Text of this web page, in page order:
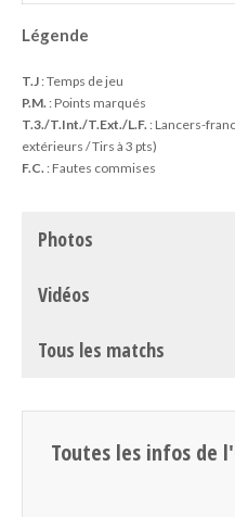
Légende
T.J : Temps de jeu
P.M. : Points marqués
T.3./T.Int./T.Ext./L.F. : Lancers-
extérieurs / Tirs à 3 pts)
F.C. : Fautes commises
Photos
Vidéos
Tous les matchs
Toutes les infos de